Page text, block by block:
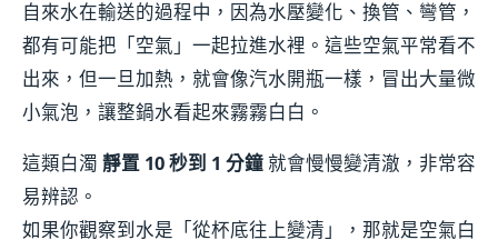
自來水在輸送的過程中，因為水壓變化、換管、彎管，
都有可能把「空氣」一起拉進水裡。這些空氣平常看不
出來，但一旦加熱，就會像汽水開瓶一樣，冒出大量微
小氣泡，讓整鍋水看起來霧霧白白。
這類白濁 靜置 10 秒到 1 分鐘就會慢慢變清澈，非常容
易辨認。
如果你觀察到水是「從杯底往上變清」，那就是空氣白